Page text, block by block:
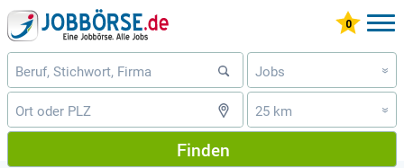
Jobs »
25 km »
Finden